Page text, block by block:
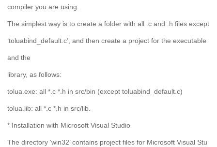
compiler you are using.
The simplest way is to create a folder with all .c and .h files except
‘toluabind_default.c’, and then create a project for the executable
and the
library, as follows:
tolua.exe: all *.c *.h in src/bin (except toluabind_default.c)
tolua.lib: all *.c *.h in src/lib.
* Installation with Microsoft Visual Studio
The directory ‘win32’ contains project files for Microsoft Visual Stu